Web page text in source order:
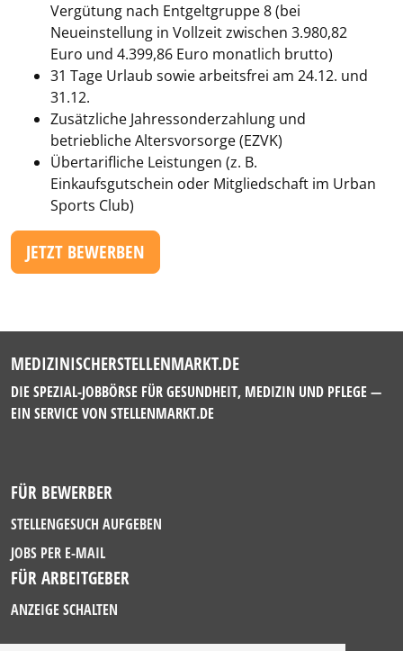
Vergütung nach Entgeltgruppe 8 (bei
Neueinstellung in Vollzeit zwischen 3.980,82
Euro und 4.399,86 Euro monatlich brutto)
31 Tage Urlaub sowie arbeitsfrei am 24.12. und
31.12.
Zusätzliche Jahressonderzahlung und
betriebliche Altersvorsorge (EZVK)
Übertarifliche Leistungen (z. B.
Einkaufsgutschein oder Mitgliedschaft im Urban
Sports Club)
JETZT BEWERBEN
MEDIZINISCHERSTELLENMARKT.DE
DIE SPEZIAL-JOBBÖRSE FÜR GESUNDHEIT, MEDIZIN UND PFLEGE —
EIN SERVICE VON STELLENMARKT.DE
FÜR BEWERBER
STELLENGESUCH AUFGEBEN
JOBS PER E-MAIL
FÜR ARBEITGEBER
ANZEIGE SCHALTEN